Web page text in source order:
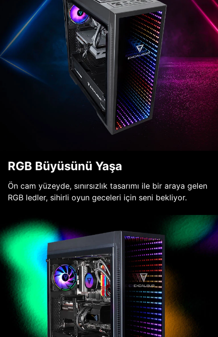
RGB Büyüsünü Yaşa
Ön cam yüzeyde, sınırsızlık tasarımı ile bir araya gelen
RGB ledler, sihirli oyun geceleri için seni bekliyor.